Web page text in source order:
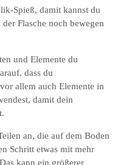
Spieß, damit kannst du
Flasche noch bewegen
und Elemente du
dass du
allem auch Elemente in
damit dein
an, die auf dem Boden
Schritt etwas mit mehr
kann ein größerer